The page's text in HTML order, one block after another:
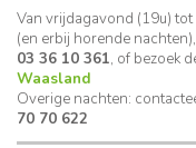
Van vrijdagavond (19u)
(en erbij horende
03 36 10 361, of bezoek
Waasland
Overige nachten:
70 70 622